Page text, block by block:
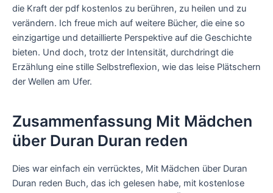
die Kraft der pdf kostenlos zu berühren, zu heilen und zu
verändern. Ich freue mich auf weitere Bücher, die eine so
einzigartige und detaillierte Perspektive auf die Geschichte
bieten. Und doch, trotz der Intensität, durchdringt die
Erzählung eine stille Selbstreflexion, wie das leise Plätschern
der Wellen am Ufer.
Zusammenfassung Mit Mädchen
über Duran Duran reden
Dies war einfach ein verrücktes, Mit Mädchen über Duran
Duran reden Buch, das ich gelesen habe, mit kostenlose